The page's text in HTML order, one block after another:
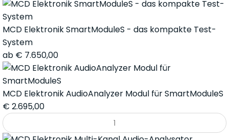
MCD Elektronik SmartModuleS - das kompakte Test-
System
ab € 7.650,00
MCD Elektronik AudioAnalyzer Modul für SmartModuleS
€ 2.695,00